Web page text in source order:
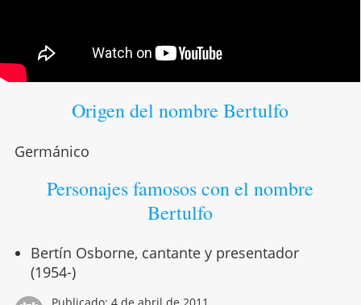
Origen del nombre Bertulfo
Germánico
Personajes famosos con el nombre
Bertulfo
Bertín Osborne, cantante y presentador
(1954-)